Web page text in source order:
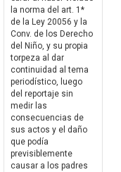
la norma del art. 1*
de la Ley 20056 y la
Conv. de los Derecho
del Niño, y su propia
torpeza al dar
continuidad al tema
periodístico, luego
del reportaje sin
medir las
consecuencias de
sus actos y el daño
que podía
previsiblemente
causar a los padres